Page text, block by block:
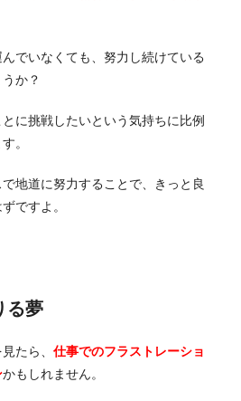
でいなくても、努力し続けている
か？
に挑戦したいという気持ちに比例
。
地道に努力することで、きっと良
ですよ。
る夢
たら、 仕事でのフラストレーショ
かもしれません。